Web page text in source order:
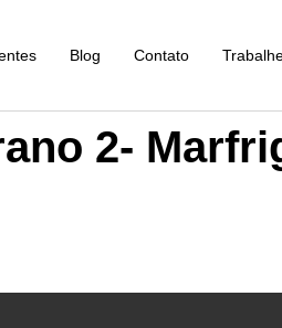
Blog Contato
2-